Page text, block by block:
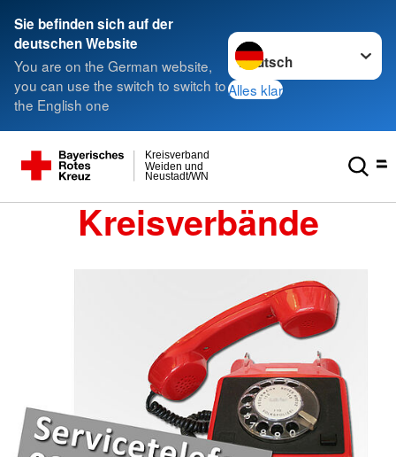
Sie befinden sich auf der
deutschen Website
You are on the German website,
you can use the switch to switch to
the English one
Sprache wechseln zu
Alles klar
Neustadt/WN
Weiden und
Kreisverband
Kreisverbände